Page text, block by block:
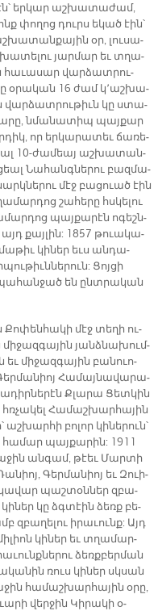
եր­կար աշ­խա­տա­ժամ,
փո­ղոց դուրս ե­կած էին՝
օր, լու­սա­
յար­մար եւ տղա­
վար­ձատ­րու­
օ­րա­կան 16 ժամ կ՚աշ­խա­
վար­ձատ­րու­թիւն կը ստա­
նմա­նա­տիպ պայ­քար
որ եր­կա­րա­տեւ ճա­ռե­
10-ժա­մեայ աշ­խա­տան­
Նա­հանգ­նե­րու բազ­մա­
մէջ բա­ցուած էին
շա­հե­րը հսկե­լու
պայ­քա­րէն ո­գեշն­
այդ քայ­լին: 1857 թուա­կա­
կի­ներ եւս ան­դա­
Ցոյ­ցի
պա­հան­ջած են ընտ­րա­կան
Քո­փեն­հա­կի մէջ տե­ղի ու­
յանձ­նա­խում­
մի­ջազ­գա­յին բա­նուո­
Հա­մայ­նա­վա­րա­
Քլա­րա Ցետ­կին
Հա­մաշ­խար­հա­յին
աշ­խար­հի բո­լոր կի­նե­րուն՝
պայ­քա­րին: 1911
ան­գամ, թէեւ Մար­տի
Գեր­մա­նիո­յ եւ Զուի­
պաշ­տօն­ներ զբա­
կը ձգտէին ձեռք բե­
զբա­ղե­լու ի­րա­ւունք: Այդ
կի­ներ եւ տղա­մար­
ձեռք­բեր­ման
ռուս կի­ներ սկսան
հա­մաշ­խար­հա­յին օ­րը,
վեր­ջին Կի­րա­կի օ­